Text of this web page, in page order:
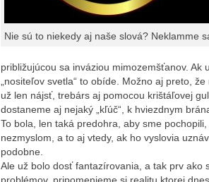
Nie sú to niekedy aj naše slová? Neklamme
približujúcou sa inváziou mimozemšťanov.
„nositeľov svetla“ to obíde. Možno aj preto,
už len nájsť, trebárs aj pomocou krištáľovej
dostaneme aj nejaký „kľúč“, k hviezdnym
To bola, len taká predohra, aby sme
nezmyslom, a to aj vtedy, ak ho vyslovia
podobne.
Ale už bolo dosť fantazírovania, a tak prv ako
problémov, pripomenieme si realitu ktorej